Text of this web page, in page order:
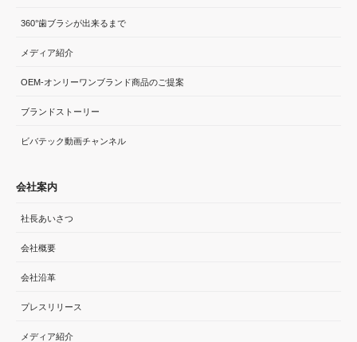
360°歯ブラシが出来るまで
メディア紹介
OEM-オンリーワンブランド商品のご提案
ブランドストーリー
ビバテック動画チャンネル
会社案内
社長あいさつ
会社概要
会社沿革
プレスリリース
メディア紹介